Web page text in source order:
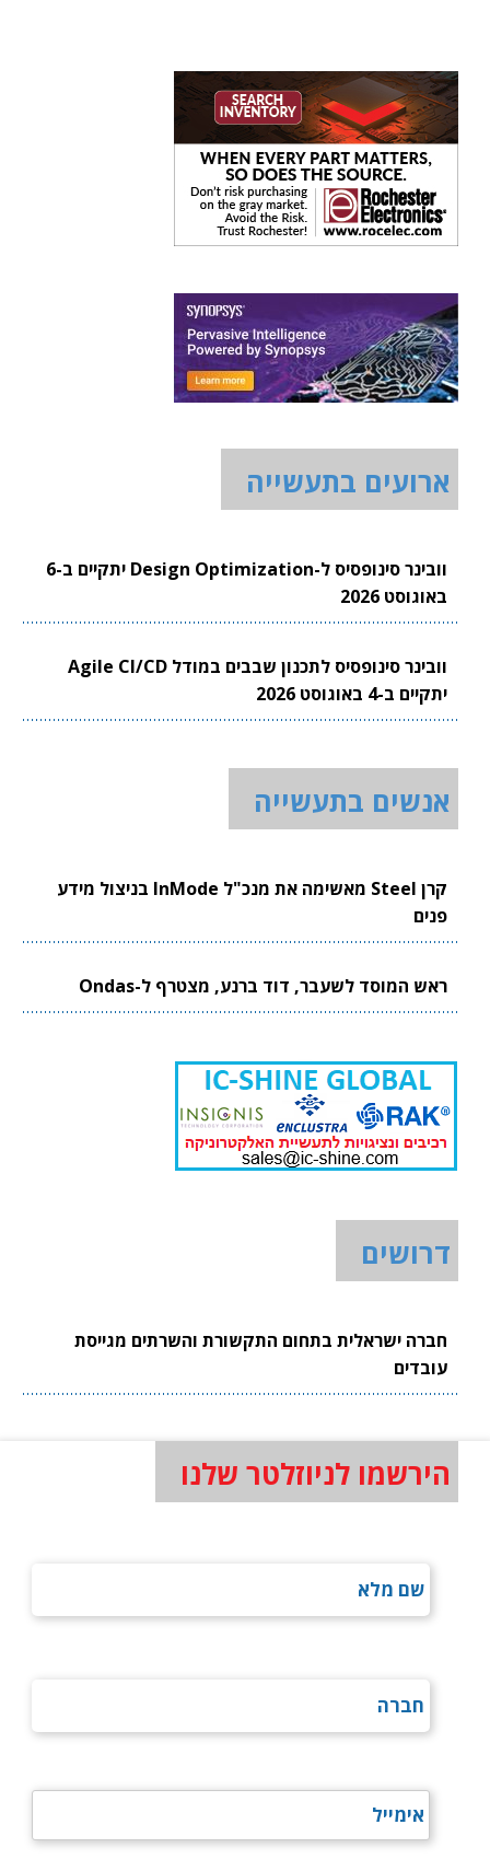
ארועים בתעשייה
וובינר סינופסיס ל-Design Optimization יתקיים ב-6
באוגוסט 2026
וובינר סינופסיס לתכנון שבבים במודל Agile CI/CD
יתקיים ב-4 באוגוסט 2026
אנשים בתעשייה
קרן Steel מאשימה את מנכ"ל InMode בניצול מידע
פנים
ראש המוסד לשעבר, דוד ברנע, מצטרף ל-Ondas
דרושים
חברה ישראלית בתחום התקשורת והשרתים מגייסת
עובדים
הירשמו לניוזלטר שלנו